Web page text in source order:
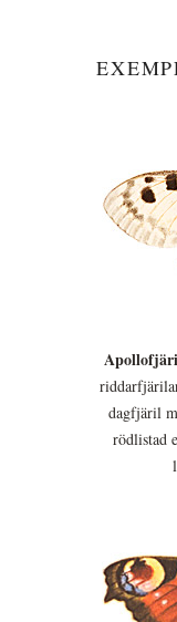
dagfjäril
rödlistad